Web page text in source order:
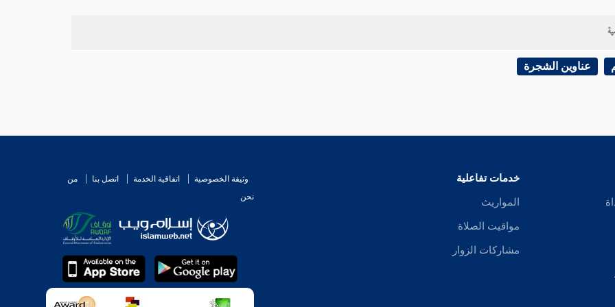
عناوين الشجرة
خدمات تفاعلية
المواريث
مواقيت الصلاة
مشاركات الزوار
وثيقة الخصوصية اتفاقية الخدمة اتصل بنا
من
نحن